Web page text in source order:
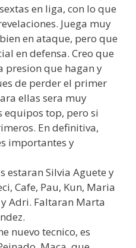
en liga, con lo que
Juega muy
en ataque, pero que
en defensa. Creo que
presion que hagan y
de perder el primer
ellas sera muy
equipos top, pero si
En definitiva,
importantes y
estaran Silvia Aguete y
Cafe, Pau, Kun, Maria
Adri. Faltaran Marta
nuevo tecnico, es